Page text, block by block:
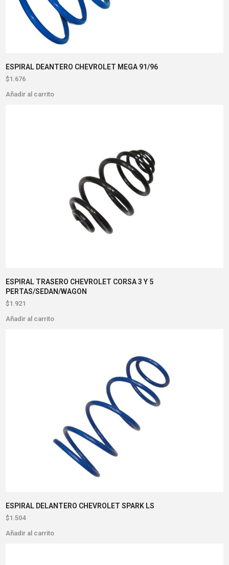
ESPIRAL DEANTERO CHEVROLET MEGA 91/96
$1.676
Añadir al carrito
ESPIRAL TRASERO CHEVROLET CORSA 3 Y 5
PERTAS/SEDAN/WAGON
$1.921
Añadir al carrito
ESPIRAL DELANTERO CHEVROLET SPARK LS
$1.504
Añadir al carrito